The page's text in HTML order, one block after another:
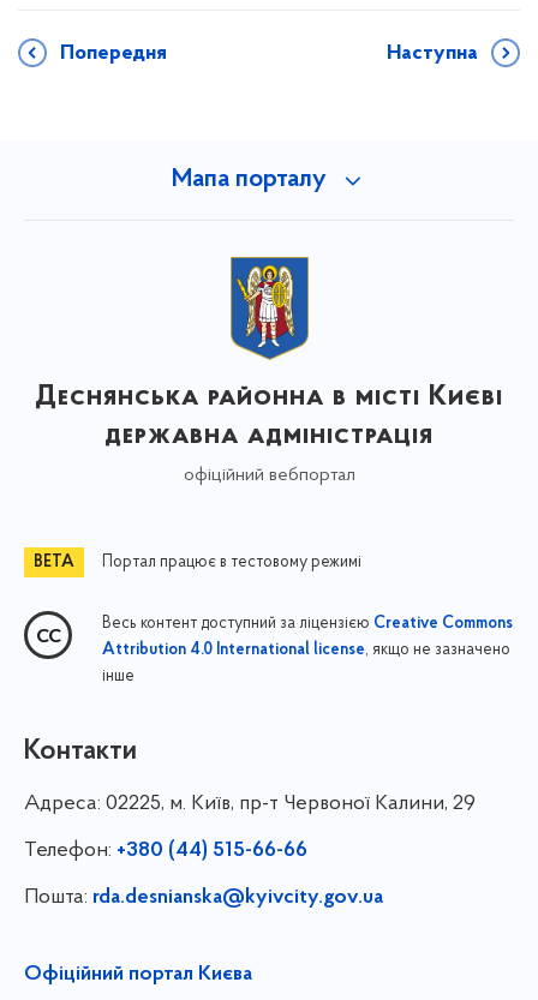
Попередня Наступна
Мапа порталу
Деснянська районна в місті Києві
державна адміністрація
офіційний вебпортал
Портал працює в тестовому режимі
Весь контент доступний за ліцензією Creative Commons
Attribution 4.0 International license, якщо не зазначено
інше
Контакти
Адреса: 02225, м. Київ, пр-т Червоної Калини, 29
Телефон: +380 (44) 515-66-66
Пошта: rda.desnianska@kyivcity.gov.ua
Офіційний портал Києва